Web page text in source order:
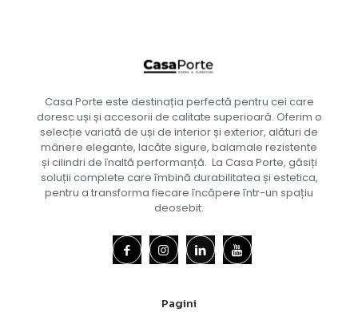
Casa Porte este destinația perfectă pentru cei care
doresc uși și accesorii de calitate superioară. Oferim o
selecție variată de uși de interior și exterior, alături de
mânere elegante, lacăte sigure, balamale rezistente
și cilindri de înaltă performanță. La Casa Porte, găsiți
soluții complete care îmbină durabilitatea și estetica,
pentru a transforma fiecare încăpere într-un spațiu
deosebit.
Pagini